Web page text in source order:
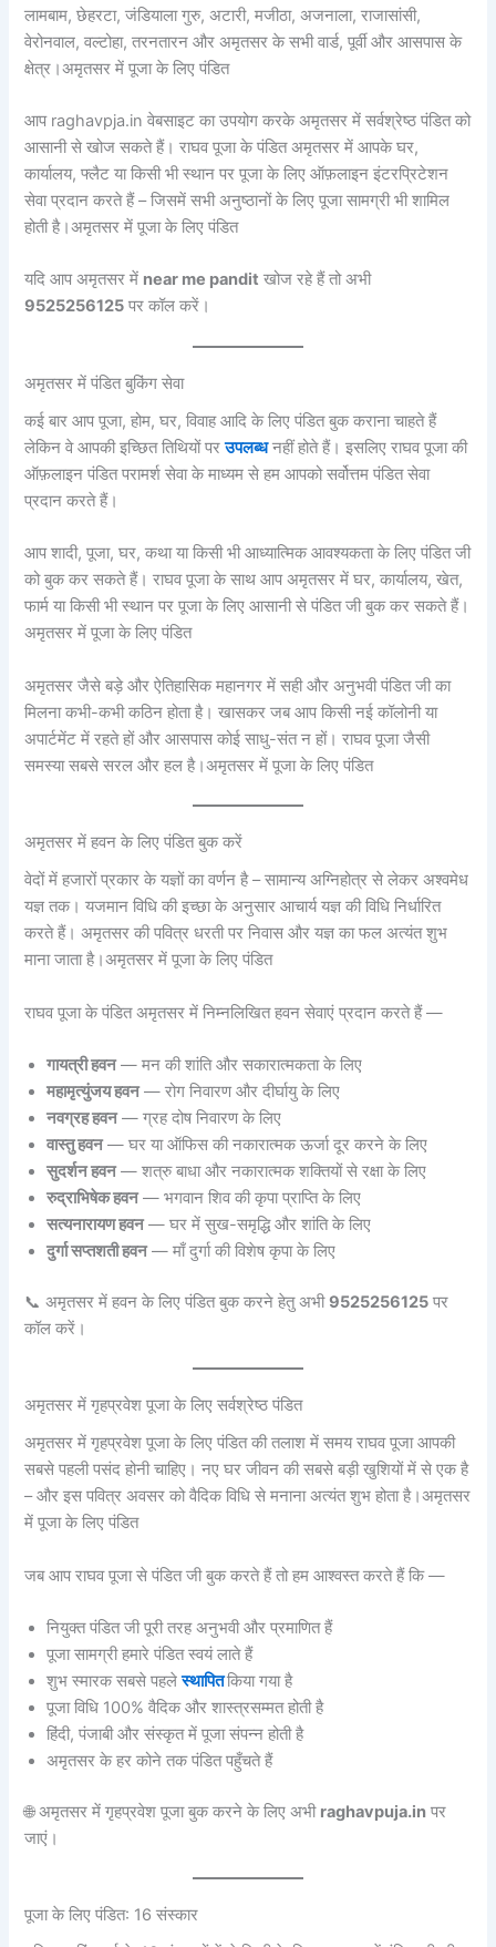
लामबाम, छेहरटा, जंडियाला गुरु, अटारी, मजीठा, अजनाला, राजासांसी,
वेरोनवाल, वल्टोहा, तरनतारन और अमृतसर के सभी वार्ड, पूर्वी और आसपास के
क्षेत्र।अमृतसर में पूजा के लिए पंडित
आप raghavpja.in वेबसाइट का उपयोग करके अमृतसर में सर्वश्रेष्ठ पंडित को
आसानी से खोज सकते हैं। राघव पूजा के पंडित अमृतसर में आपके घर,
कार्यालय, फ्लैट या किसी भी स्थान पर पूजा के लिए ऑफ़लाइन इंटरप्रिटेशन
सेवा प्रदान करते हैं – जिसमें सभी अनुष्ठानों के लिए पूजा सामग्री भी शामिल
होती है।अमृतसर में पूजा के लिए पंडित
यदि आप अमृतसर में near me pandit खोज रहे हैं तो अभी
9525256125 पर कॉल करें।
अमृतसर में पंडित बुकिंग सेवा
कई बार आप पूजा, होम, घर, विवाह आदि के लिए पंडित बुक कराना चाहते हैं
लेकिन वे आपकी इच्छित तिथियों परउपलब्धनहीं होते हैं। इसलिए राघव पूजा की
ऑफ़लाइन पंडित परामर्श सेवा के माध्यम से हम आपको सर्वोत्तम पंडित सेवा
प्रदान करते हैं।
आप शादी, पूजा, घर, कथा या किसी भी आध्यात्मिक आवश्यकता के लिए पंडित जी
को बुक कर सकते हैं। राघव पूजा के साथ आप अमृतसर में घर, कार्यालय, खेत,
फार्म या किसी भी स्थान पर पूजा के लिए आसानी से पंडित जी बुक कर सकते हैं।
अमृतसर में पूजा के लिए पंडित
अमृतसर जैसे बड़े और ऐतिहासिक महानगर में सही और अनुभवी पंडित जी का
मिलना कभी-कभी कठिन होता है। खासकर जब आप किसी नई कॉलोनी या
अपार्टमेंट में रहते हों और आसपास कोई साधु-संत न हों। राघव पूजा जैसी
समस्या सबसे सरल और हल है।अमृतसर में पूजा के लिए पंडित
अमृतसर में हवन के लिए पंडित बुक करें
वेदों में हजारों प्रकार के यज्ञों का वर्णन है – सामान्य अग्निहोत्र से लेकर अश्वमेध
यज्ञ तक। यजमान विधि की इच्छा के अनुसार आचार्य यज्ञ की विधि निर्धारित
करते हैं। अमृतसर की पवित्र धरती पर निवास और यज्ञ का फल अत्यंत शुभ
माना जाता है।अमृतसर में पूजा के लिए पंडित
राघव पूजा के पंडित अमृतसर में निम्नलिखित हवन सेवाएं प्रदान करते हैं —
गायत्री हवन— मन की शांति और सकारात्मकता के लिए
महामृत्युंजय हवन— रोग निवारण और दीर्घायु के लिए
नवग्रह हवन— ग्रह दोष निवारण के लिए
वास्तु हवन— घर या ऑफिस की नकारात्मक ऊर्जा दूर करने के लिए
सुदर्शन हवन— शत्रु बाधा और नकारात्मक शक्तियों से रक्षा के लिए
रुद्राभिषेक हवन— भगवान शिव की कृपा प्राप्ति के लिए
सत्यनारायण हवन— घर में सुख-समृद्धि और शांति के लिए
दुर्गा सप्तशती हवन— माँ दुर्गा की विशेष कृपा के लिए
📞 अमृतसर में हवन के लिए पंडित बुक करने हेतु अभी 9525256125 पर
कॉल करें।
अमृतसर में गृहप्रवेश पूजा के लिए सर्वश्रेष्ठ पंडित
अमृतसर में गृहप्रवेश पूजा के लिए पंडित की तलाश में समय राघव पूजा आपकी
सबसे पहली पसंद होनी चाहिए। नए घर जीवन की सबसे बड़ी खुशियों में से एक है
– और इस पवित्र अवसर को वैदिक विधि से मनाना अत्यंत शुभ होता है।अमृतसर
में पूजा के लिए पंडित
जब आप राघव पूजा से पंडित जी बुक करते हैं तो हम आश्वस्त करते हैं कि —
नियुक्त पंडित जी पूरी तरह अनुभवी और प्रमाणित हैं
पूजा सामग्री हमारे पंडित स्वयं लाते हैं
शुभ स्मारक सबसे पहलेस्थापितकिया गया है
पूजा विधि 100% वैदिक और शास्त्रसम्मत होती है
हिंदी, पंजाबी और संस्कृत में पूजा संपन्न होती है
अमृतसर के हर कोने तक पंडित पहुँचते हैं
🌐 अमृतसर में गृहप्रवेश पूजा बुक करने के लिए अभी raghavpuja.in पर
जाएं।
पूजा के लिए पंडित: 16 संस्कार